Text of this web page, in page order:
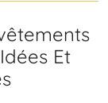
Et